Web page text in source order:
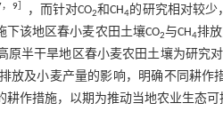
， 9］ ，而针对CO2和CH4的研究相对较少
该地区春小麦农田土壤CO2与CH4排
原半干旱地区春小麦农田土壤为研究
排放及小麦产量的影响，明确不同耕作
耕作措施，以期为推动当地农业生态